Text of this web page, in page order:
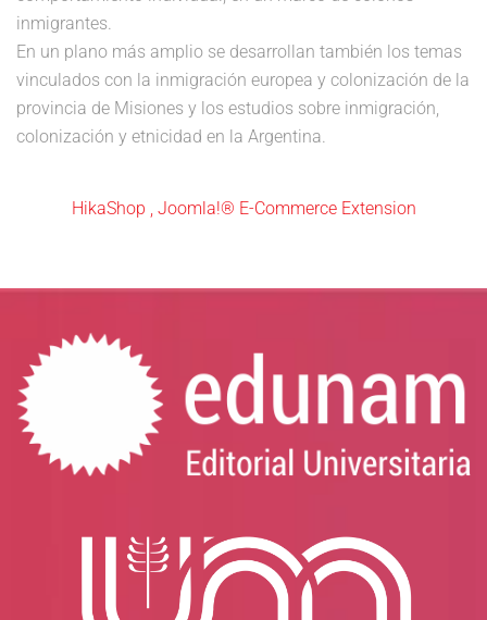
inmigrantes.
En un plano más amplio se desarrollan también los temas
vinculados con la inmigración europea y colonización de la
provincia de Misiones y los estudios sobre inmigración,
colonización y etnicidad en la Argentina.
HikaShop , Joomla!® E-Commerce Extension